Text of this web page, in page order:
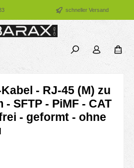
schneller Versand
- RJ-45 (M) zu
- SFTP - PiMF - CAT
- geformt - ohne